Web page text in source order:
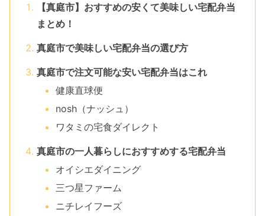
【真庭市】おすすめの安くて美味しい宅配弁当
まとめ！
真庭市で美味しい宅配弁当の選び方
真庭市で注文可能な安い宅配弁当はこれ
健康直球便
nosh（ナッシュ）
ワタミの宅食ダイレクト
真庭市の一人暮らしにおすすめする宅配弁当
オイシエダイニング
三つ星ファーム
ニチレイフーズ